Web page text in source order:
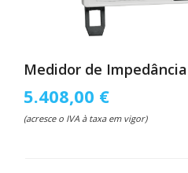
Medidor de
5.408,00 €
(acresce o IVA à taxa em vigor)